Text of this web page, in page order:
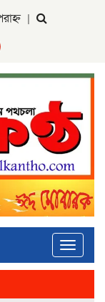
|
Toggle